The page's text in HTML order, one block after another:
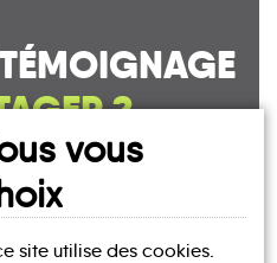
?
NOUS !
vous
site utilise des cookies.